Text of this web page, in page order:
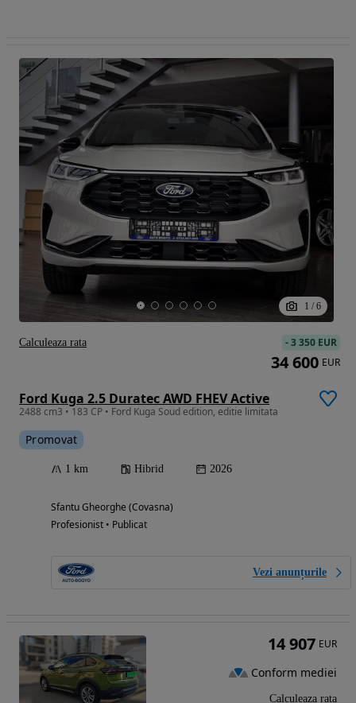
1 / 6
Ford Kuga 2.5 Duratec AWD FHEV Active
2488 cm3 • 183 CP • Ford Kuga Soud edition, editie limitata
Promovat
1 km Hibrid 2026
Sfantu Gheorghe (Covasna)
Profesionist • Publicat
Vezi anunțurile
-3 350 EUR
34 600 EUR
Calculeaza rata
14 907 EUR
Conform mediei
Calculeaza rata